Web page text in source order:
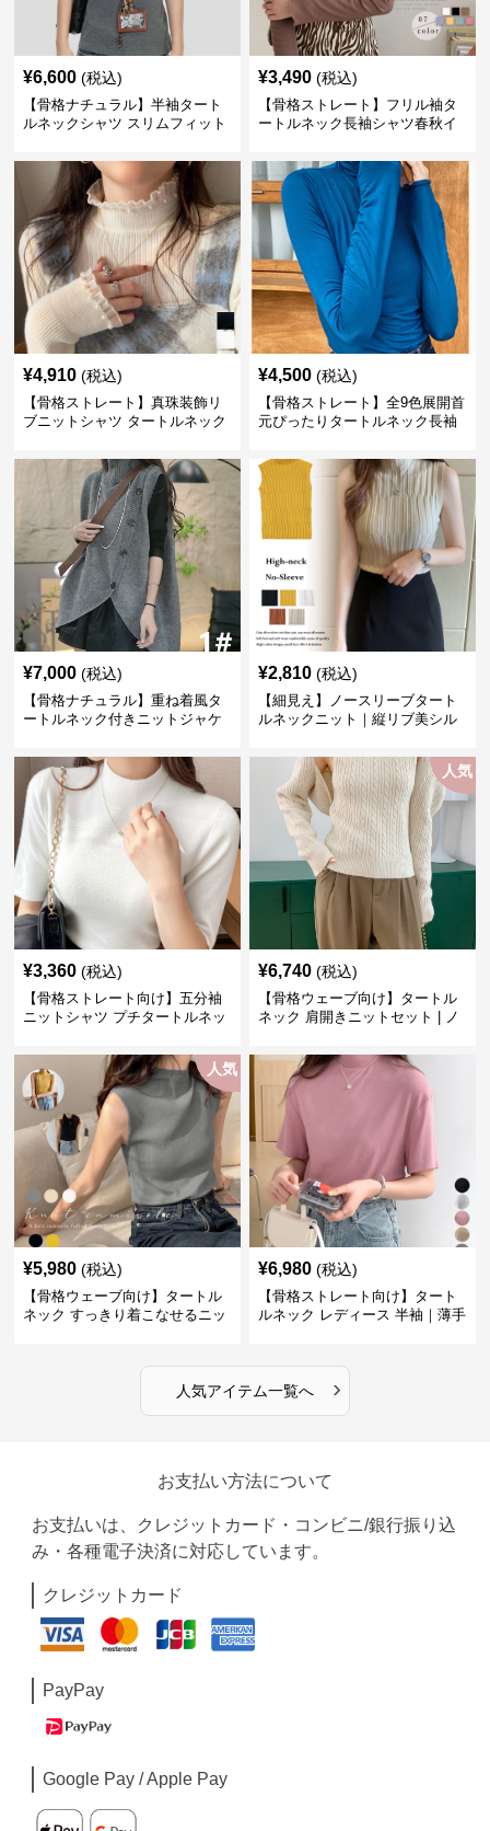
¥6,600 (税込)
【骨格ナチュラル】半袖タート
ルネックシャツ スリムフィット
¥3,490 (税込)
【骨格ストレート】フリル袖タ
ートルネック長袖シャツ春秋イ
¥4,910 (税込)
【骨格ストレート】真珠装飾リ
ブニットシャツ タートルネック
¥4,500 (税込)
【骨格ストレート】全9色展開首
元ぴったりタートルネック長袖
¥7,000 (税込)
【骨格ナチュラル】重ね着風タ
ートルネック付きニットジャケ
¥2,810 (税込)
【細見え】ノースリーブタート
ルネックニット｜縦リブ美シル
¥3,360 (税込)
【骨格ストレート向け】五分袖
ニットシャツ プチタートルネッ
人気
¥6,740 (税込)
【骨格ウェーブ向け】タートル
ネック 肩開きニットセット | ノ
人気
¥5,980 (税込)
【骨格ウェーブ向け】タートル
ネック すっきり着こなせるニッ
¥6,980 (税込)
【骨格ストレート向け】タート
ルネック レディース 半袖｜薄手
人気アイテム一覧へ ›
お支払い方法について
お支払いは、クレジットカード・コンビニ/銀行振り込
み・各種電子決済に対応しています。
クレジットカード
PayPay
Google Pay / Apple Pay